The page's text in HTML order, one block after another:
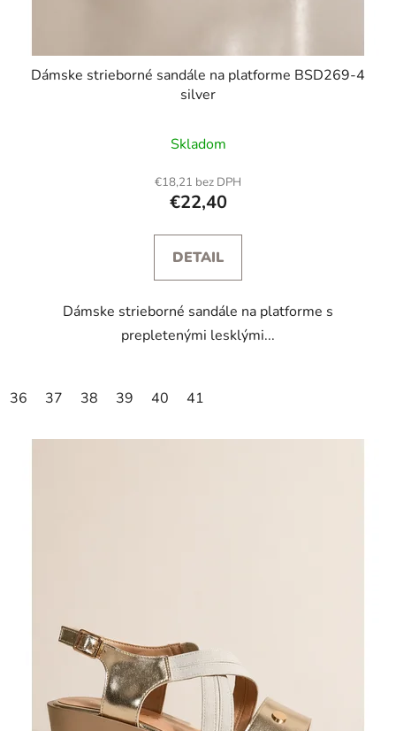
Dámske strieborné sandále na platforme BSD269-4
silver
Skladom
€18,21 bez DPH
€22,40
DETAIL
Dámske strieborné sandále na platforme s
prepletenými lesklými...
36 37 38 39 40 41